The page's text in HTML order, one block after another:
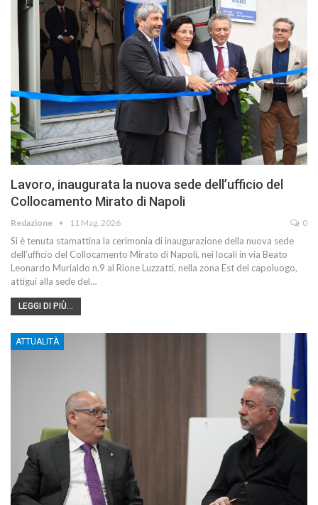
Lavoro, inaugurata la nuova sede dell’ufficio del
Collocamento Mirato di Napoli
Redazione 11 Mag, 2026 0
Si è tenuta stamattina la cerimonia di inaugurazione della nuova sede
dell’ufficio del Collocamento Mirato di Napoli, nei locali in via Beato
Leonardo Murialdo n.9 al Rione Luzzatti, nella zona Est del capoluogo,
attigui alla sede del…
LEGGI DI PIÙ...
ATTUALITÀ